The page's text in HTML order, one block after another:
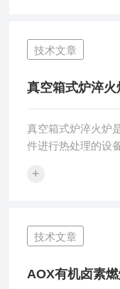
少，有利于金属的
以防止材料在高温
点：1.立式结构：
操作和维护。2.真
技术文章
真空箱式炉淬
真空箱式炉淬火炉
件进行热处理的设
工件的氧化和脱碳
工件内部的组织结
（淬火）来固定这
性质。淬火过程中
体（如氮气）的室
+
技术文章
AOX有机卤素